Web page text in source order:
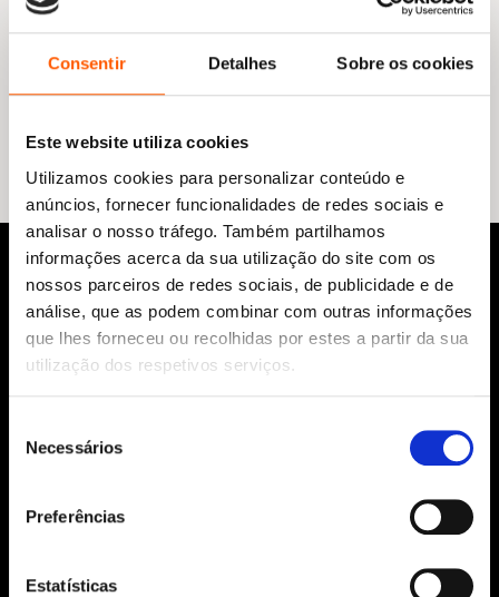
Consentir Detalhes Sobre os cookies
Este website utiliza cookies
Utilizamos cookies para personalizar conteúdo e
anúncios, fornecer funcionalidades de redes sociais e
analisar o nosso tráfego. Também partilhamos
informações acerca da sua utilização do site com os
nossos parceiros de redes sociais, de publicidade e de
análise, que as podem combinar com outras informações
que lhes forneceu ou recolhidas por estes a partir da sua
utilização dos respetivos serviços.
Necessários
Preferências
Estatísticas